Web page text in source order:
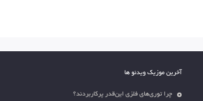
آخرین موزیک ویدئو ها
چرا توری‌های فلزی این‌قدر پرکاربردند؟